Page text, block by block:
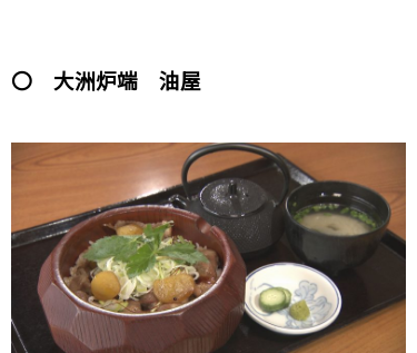
〇 大洲炉端 油屋